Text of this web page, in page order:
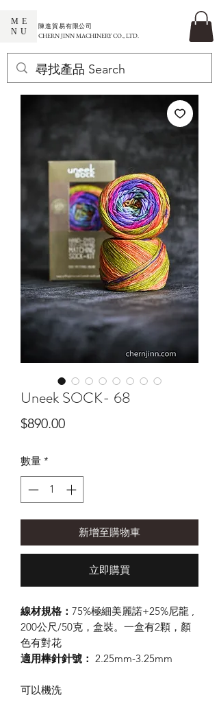
ME
NU
​陳進貿易有限公司
CHERN JINN MACHINERY CO., LTD.
Uneek SOCK- 68
$890.00價
數量 *
新增至購物車
立即購買
線材規格： 75%極細美麗諾+25%尼龍 ,
200公尺/50克，盒裝。一盒有2顆，顏
色有對花
適用棒針針號： 2.25mm-3.25mm
可以機洗